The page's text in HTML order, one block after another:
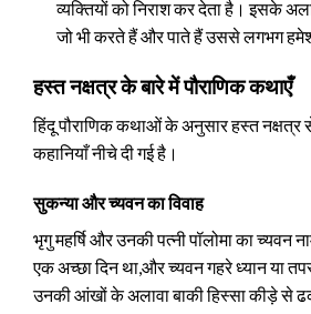
व्यक्तियों को निराश कर देता है। इसके
जो भी करते हैं और पाते हैं उससे लगभग
हस्त नक्षत्र के बारे में पौराणिक कथाएँ
हिंदू पौराणिक कथाओं के अनुसार हस्त नक्षत्र
कहानियाँ नीचे दी गई है।
सुकन्या और च्यवन का विवाह
भृगु महर्षि और उनकी पत्नी पॉलोमा का च्यवन
एक अच्छा दिन था,और च्यवन गहरे ध्यान या
उनकी आंखों के अलावा बाकी हिस्सा कीड़े से